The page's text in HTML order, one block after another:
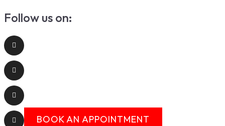
Follow us on:
BOOK AN APPOINTMENT